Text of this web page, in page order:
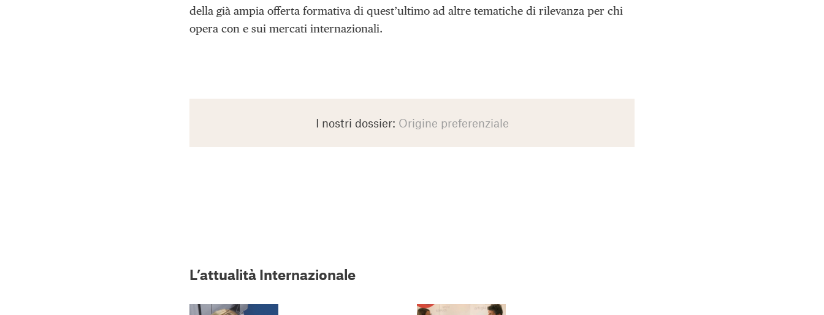
della già ampia offerta formativa di quest’ultimo ad altre tematiche di rilevanza per chi
opera con e sui mercati internazionali.
I nostri dossier: Origine preferenziale
L’attualità Internazionale